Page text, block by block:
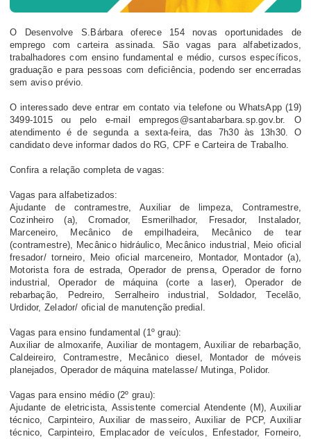
O Desenvolve S.Bárbara oferece 154 novas oportunidades de
emprego com carteira assinada. São vagas para alfabetizados,
trabalhadores com ensino fundamental e médio, cursos específicos,
graduação e para pessoas com deficiência, podendo ser encerradas
sem aviso prévio.
O interessado deve entrar em contato via telefone ou WhatsApp (19)
3499-1015 ou pelo e-mail empregos@santabarbara.sp.gov.br. O
atendimento é de segunda a sexta-feira, das 7h30 às 13h30. O
candidato deve informar dados do RG, CPF e Carteira de Trabalho.
Confira a relação completa de vagas:
Vagas para alfabetizados:
Ajudante de contramestre, Auxiliar de limpeza, Contramestre,
Cozinheiro (a), Cromador, Esmerilhador, Fresador, Instalador,
Marceneiro, Mecânico de empilhadeira, Mecânico de tear
(contramestre), Mecânico hidráulico, Mecânico industrial, Meio oficial
fresador/ torneiro, Meio oficial marceneiro, Montador, Montador (a),
Motorista fora de estrada, Operador de prensa, Operador de forno
industrial, Operador de máquina (corte a laser), Operador de
rebarbação, Pedreiro, Serralheiro industrial, Soldador, Tecelão,
Urdidor, Zelador/ oficial de manutenção predial.
Vagas para ensino fundamental (1º grau):
Auxiliar de almoxarife, Auxiliar de montagem, Auxiliar de rebarbação,
Caldeireiro, Contramestre, Mecânico diesel, Montador de móveis
planejados, Operador de máquina matelasse/ Mutinga, Polidor.
Vagas para ensino médio (2º grau):
Ajudante de eletricista, Assistente comercial Atendente (M), Auxiliar
técnico, Carpinteiro, Auxiliar de masseiro, Auxiliar de PCP, Auxiliar
técnico, Carpinteiro, Emplacador de veículos, Enfestador, Forneiro,